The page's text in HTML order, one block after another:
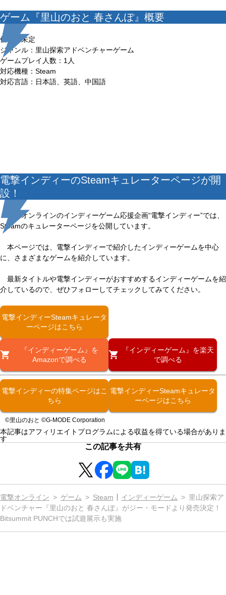
ゲーム『里山のおと 春さんぽ』概要
価格：未定
ジャンル：里山探索アドベンチャーゲーム
ゲームプレイ人数：1人
対応機種：Steam
対応言語：日本語、英語、中国語
電撃インディーのSteamキュレーターページが開
設！
電撃オンラインのインディーゲーム応援企画“電撃インディー”では、
Steamのキュレーターページを公開しています。
本ページでは、電撃インディーで紹介したインディーゲームを中心
に、さまざまなゲームを紹介しています。
最新タイトルや電撃インディーがおすすめするインディーゲームを紹
介しているので、ぜひフォローしてチェックしてみてください。
電撃インディーSteamキュレータ
ーページはこちら
『インディーゲーム』を
Amazonで調べる
『インディーゲーム』を楽天
で調べる
電撃インディーの特集ページはこ
ちら
電撃インディーSteamキュレータ
ーページはこちら
©里山のおと ©G-MODE Corporation
本記事はアフィリエイトプログラムによる収益を得ている場合がありま
す
この記事を共有
電撃オンライン ゲーム Steam インディーゲーム
里山探索ア
ドベンチャー『里山のおと 春さんぽ』がジー・モードより発売決定！
Bitsummit PUNCHでは試遊展示も実施